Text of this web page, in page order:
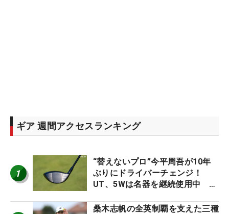
ギア 週間アクセスランキング
1
“替えないプロ”今平周吾が10年
ぶりにドライバーチェンジ！
UT、5Wは名器を継続使用中 #
桑木志帆の全英制覇を支えた三種